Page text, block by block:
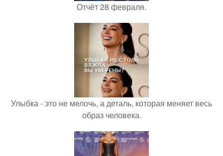
Отчёт 28 февраля.
Улыбка - это не мелочь, а деталь, которая меняет весь
образ человека.